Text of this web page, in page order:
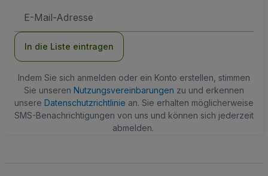
Mail-
In die Liste eintragen
Indem Sie sich anmelden oder ein Konto erstellen, stimmen
Sie unseren Nutzungsvereinbarungen zu und erkennen
unsere Datenschutzrichtlinie an. Sie erhalten möglicherweise
SMS-Benachrichtigungen von uns und können sich jederzeit
abmelden.